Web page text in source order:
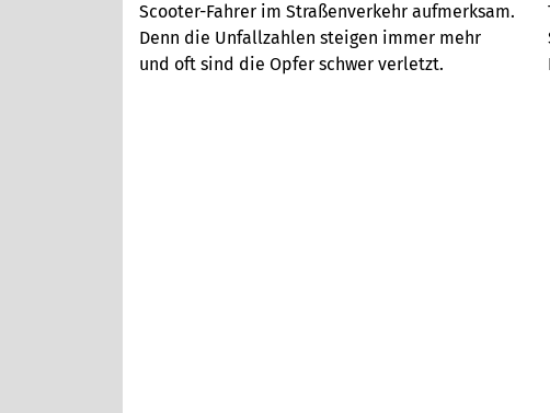
Scooter-Fahrer im Straßenverkehr aufmerksam.
Denn die Unfallzahlen steigen immer mehr
und oft sind die Opfer schwer verletzt.